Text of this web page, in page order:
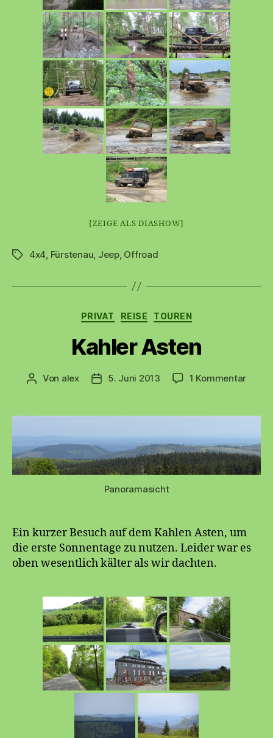
[ZEIGE ALS DIASHOW]
Schlagwörter
4x4, Fürstenau, Jeep, Offroad
Kategorien
PRIVAT REISE TOUREN
Kahler Asten
Beitragsautor
Von alex Beitragsdatum
5. Juni 2013 1 Kommentarzu
Panoramasicht
Ein kurzer Besuch auf dem Kahlen Asten, um
die erste Sonnentage zu nutzen. Leider war es
oben wesentlich kälter als wir dachten.